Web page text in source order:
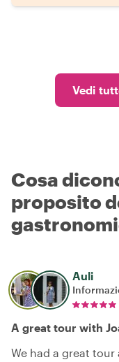
Vedi
Cosa
proposito
Auli
A great tour with
We had a great